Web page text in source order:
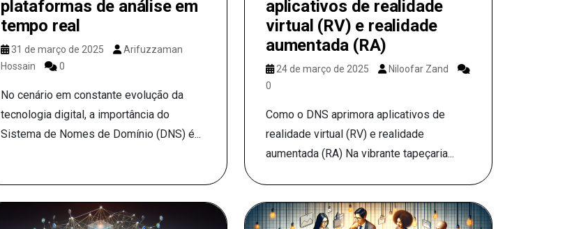
plataformas de análise em
tempo real
31 de março de 2025
Arifuzzaman
Hossain
0
No cenário em constante evolução da
tecnologia digital, a importância do
Sistema de Nomes de Domínio (DNS) é...
aplicativos de realidade
virtual (RV) e realidade
aumentada (RA)
24 de março de 2025
Niloofar Zand
0
Como o DNS aprimora aplicativos de
realidade virtual (RV) e realidade
aumentada (RA) Na vibrante tapeçaria...